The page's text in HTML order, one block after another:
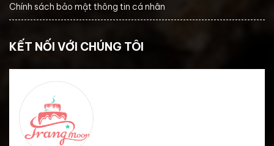
Chính sách bảo mật thông tin cá nhân
KẾT NỐI VỚI CHÚNG TÔI